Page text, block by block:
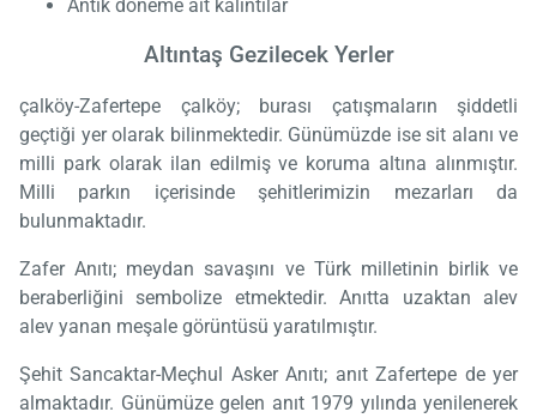
Antik döneme ait kalıntılar
Altıntaş Gezilecek Yerler
çalköy-Zafertepe çalköy; burası çatışmaların şiddetli
geçtiği yer olarak bilinmektedir. Günümüzde ise sit alanı ve
milli park olarak ilan edilmiş ve koruma altına alınmıştır.
Milli parkın içerisinde şehitlerimizin mezarları da
bulunmaktadır.
Zafer Anıtı; meydan savaşını ve Türk milletinin birlik ve
beraberliğini sembolize etmektedir. Anıtta uzaktan alev
alev yanan meşale görüntüsü yaratılmıştır.
Şehit Sancaktar-Meçhul Asker Anıtı; anıt Zafertepe de yer
almaktadır. Günümüze gelen anıt 1979 yılında yenilenerek